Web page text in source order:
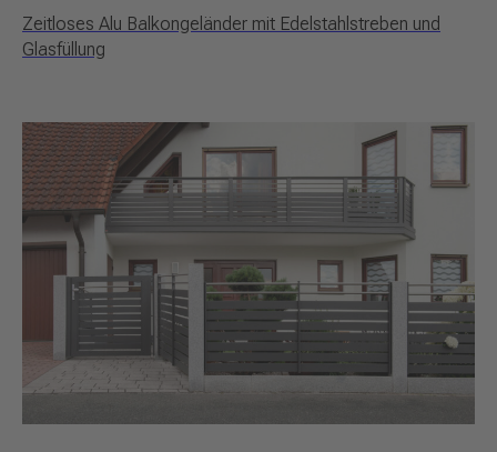
Zeitloses Alu Balkongeländer mit Edelstahlstreben und
Glasfüllung